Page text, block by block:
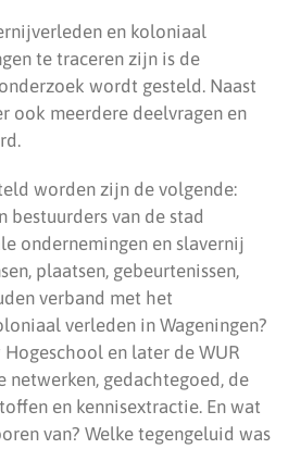
en koloniaal
te traceren zijn is de
wordt gesteld. Naast
ook meerdere deelvragen en
worden zijn de volgende:
bestuurders van de stad
ondernemingen en slavernij
plaatsen, gebeurtenissen,
verband met het
verleden in Wageningen?
en later de WUR
gedachtegoed, de
en kennisextractie. En wat
van? Welke tegengeluid was